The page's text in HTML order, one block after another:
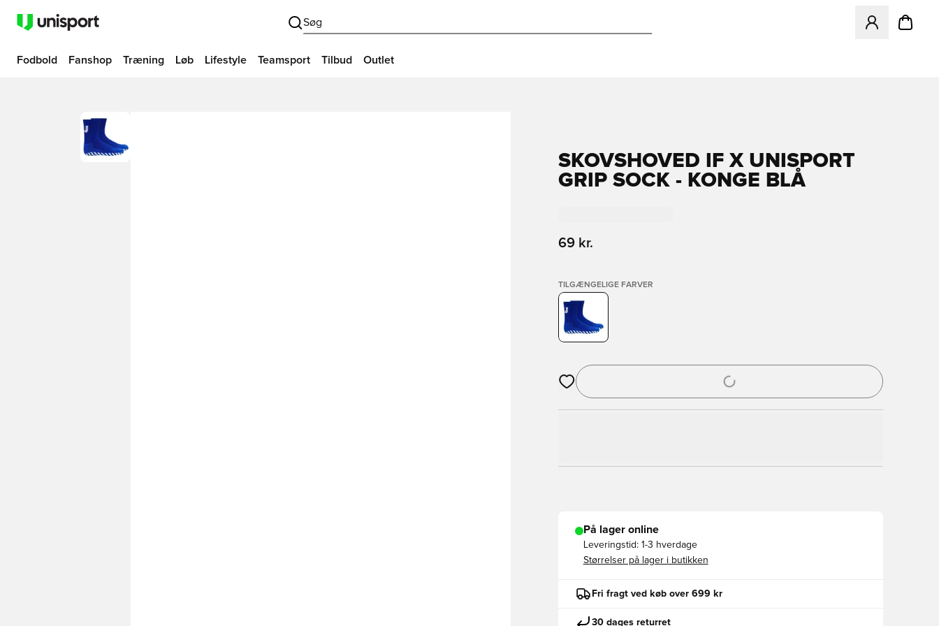
Søg
Åbner en
Fodbold Fanshop Træning Løb Lifestyle Teamsport Tilbud Outlet
SKOVSHOVED IF X UNISPORT
GRIP SOCK - KONGE BLÅ
69 kr.
TILGÆNGELIGE FARVER
Åbner en Modal til at logge ind eller tilmelde dig som medlem
På lager online
Leveringstid: 1-3 hverdage
Størrelser på lager i butikken
Fri fragt ved køb over 699 kr
30 dages returret